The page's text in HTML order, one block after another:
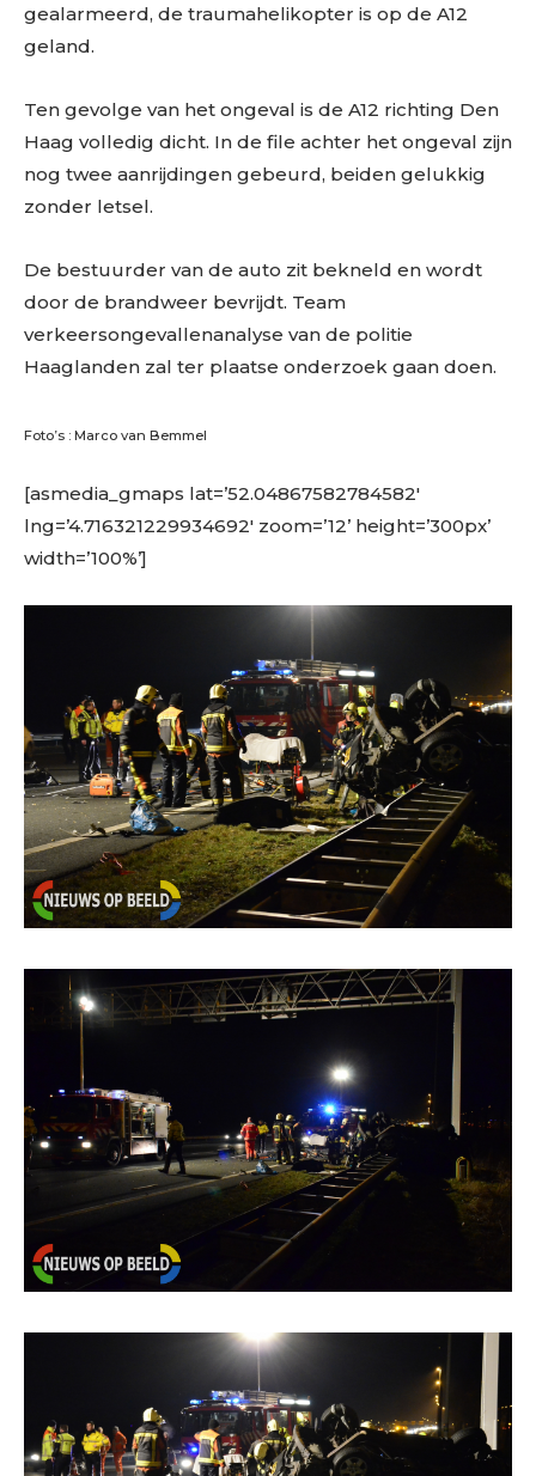
gealarmeerd, de traumahelikopter is op de A12
geland.
Ten gevolge van het ongeval is de A12 richting Den
Haag volledig dicht. In de file achter het ongeval zijn
nog twee aanrijdingen gebeurd, beiden gelukkig
zonder letsel.
De bestuurder van de auto zit bekneld en wordt
door de brandweer bevrijdt. Team
verkeersongevallenanalyse van de politie
Haaglanden zal ter plaatse onderzoek gaan doen.
Foto’s : Marco van Bemmel
[asmedia_gmaps lat=’52.04867582784582′
lng=’4.716321229934692′ zoom=’12’ height=’300px’
width=’100%’]